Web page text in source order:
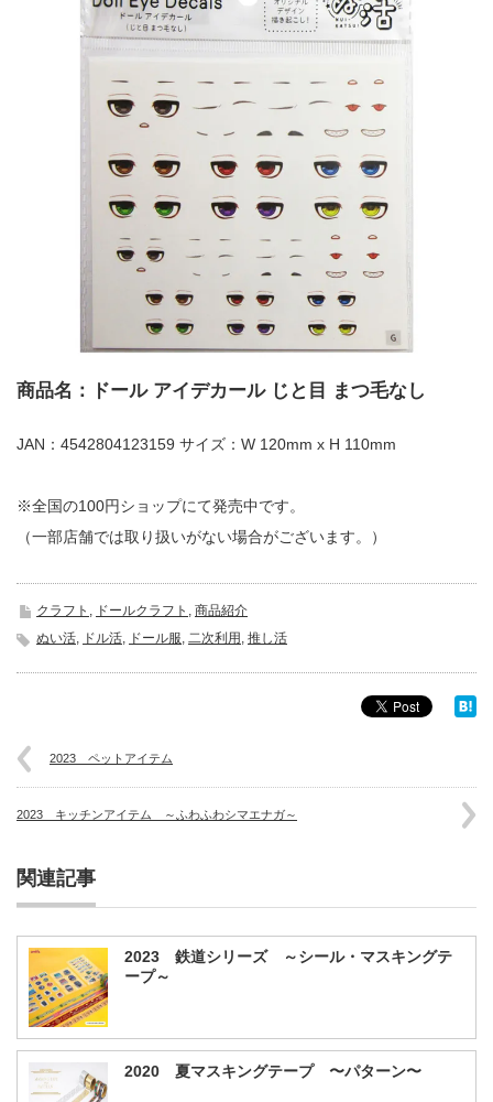
商品名：ドール アイデカール じと目 まつ毛なし
JAN：4542804123159 サイズ：W 120mm x H 110mm
※全国の100円ショップにて発売中です。
（一部店舗では取り扱いがない場合がございます。）
クラフト , ドールクラフト , 商品紹介
ぬい活, ドル活, ドール服, 二次利用 , 推し活
2023 ペットアイテム
2023 キッチンアイテム ～ふわふわシマエナガ～
関連記事
2023 鉄道シリーズ ～シール・マスキングテ
ープ～
2020 夏マスキングテープ 〜パターン〜